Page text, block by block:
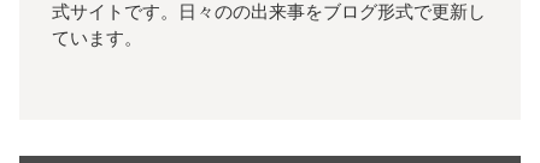
式サイトです。日々のの出来事をブログ形式で更新し
ています。